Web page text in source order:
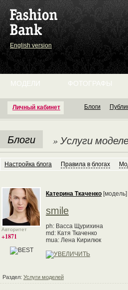
English version
Личный кабинет
МОДЕЛИ ФОТОГРАФЫ
Блоги
Блоги » Услуги
Настройка блога Правила в блогах
Авторитет
+1871
Катерина Ткаченко [модель]
smile
ph: Васса Щурихина
md: Катя Ткаченко
mua: Лена Кирилюк
Раздел: Услуги моделей